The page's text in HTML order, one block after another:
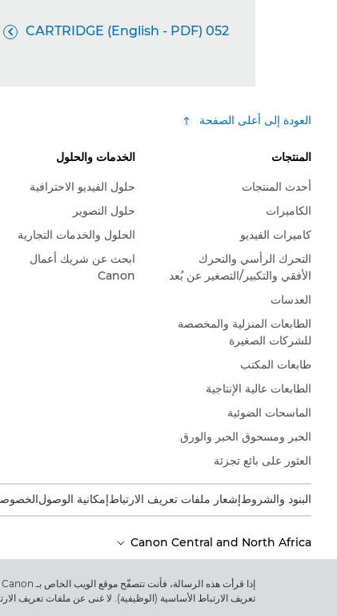
052 CARTRIDGE (English - PDF)

تعريف الارتباط الأساسية (الوظيفية). لا غنى عن ملفات تعريف
العودة إلى أعلى الصفحة
المنتجات
أحدث المنتجات
الكاميرات
كاميرات الفيديو
التحرك الرأسي والتحرك
الأفقي والتكبير/التصغير عن بُعد
العدسات
الطابعات المنزلية والمخصصة
للشركات الصغيرة
طابعات المكتب
الطابعات عالية الإنتاجية
الماسحات الضوئية
الحبر ومسحوق الحبر والورق
العثور على بائع تجزئة
الخدمات والحلول
حلول الفيديو الاحترافية
حلول التصوير
الحلول والخدمات التجارية
ابحث عن شريك أعمال
Canon
البنود والشروطإشعار ملفات تعريف الارتباطإمكانية الوصول
Canon Central and North Africa
حقوق الطبع والنشر 2026. جميع الحقوق محفوظة.